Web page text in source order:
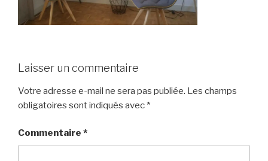
Laisser un commentaire
Votre adresse e-mail ne sera pas publiée. Les champs
obligatoires sont indiqués avec *
Commentaire *